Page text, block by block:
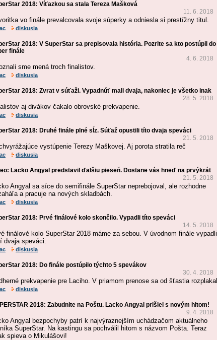
2018: Víťazkou sa stala Tereza Mašková
11. 6. 2018
vo finále prevalcovala svoje súperky a odniesla si prestížny titul.
diskusia
2018: V SuperStar sa prepisovala história. Pozrite sa kto postúpil do
finále
4. 6. 2018
sme mená troch finalistov.
diskusia
2018: Zvrat v súťaži. Vypadnúť mali dvaja, nakoniec je všetko inak
28. 5. 2018
aj divákov čakalo obrovské prekvapenie.
diskusia
2018: Druhé finále plné sĺz. Súťaž opustili títo dvaja speváci
21. 5. 2018
vystúpenie Terezy Maškovej. Aj porota stratila reč
diskusia
Lacko Angyal predstavil ďalšiu pieseň. Dostane vás hneď na prvýkrát
21. 5. 2018
Angyal sa síce do semifinále SuperStar neprebojoval, ale rozhodne
a pracuje na nových skladbách.
diskusia
2018: Prvé finálové kolo skončilo. Vypadli títo speváci
14. 5. 2018
finálové kolo SuperStar 2018 máme za sebou. V úvodnom finále vypadli
dvaja speváci.
diskusia
2018: Do finále postúpilo týchto 5 spevákov
30. 4. 2018
prekvapenie pre Laciho. V priamom prenose sa od šťastia rozplakal
diskusia
2018: Zabudnite na Poštu. Lacko Angyal prišiel s novým hitom!
9. 4. 2018
Angyal bezpochyby patrí k najvýraznejším uchádzačom aktuálneho
SuperStar. Na kastingu sa pochválil hitom s názvom Pošta. Teraz
spieva o Mikulášovi!